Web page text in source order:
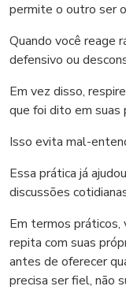
permite o outro ser
Quando você reage
defensivo ou
Em vez disso,
que foi dito em suas
Isso evita mal-
Essa prática já
discussões
Em termos práticos,
repita com suas
antes de oferecer
precisa ser fiel, não